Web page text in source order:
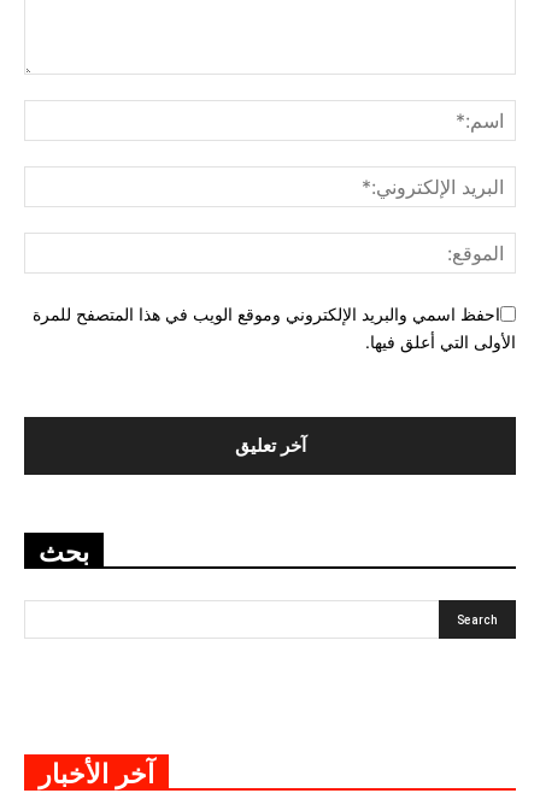
احفظ اسمي والبريد الإلكتروني وموقع الويب في هذا المتصفح للمرة
الأولى التي أعلق فيها.
بحث
آخر الأخبار